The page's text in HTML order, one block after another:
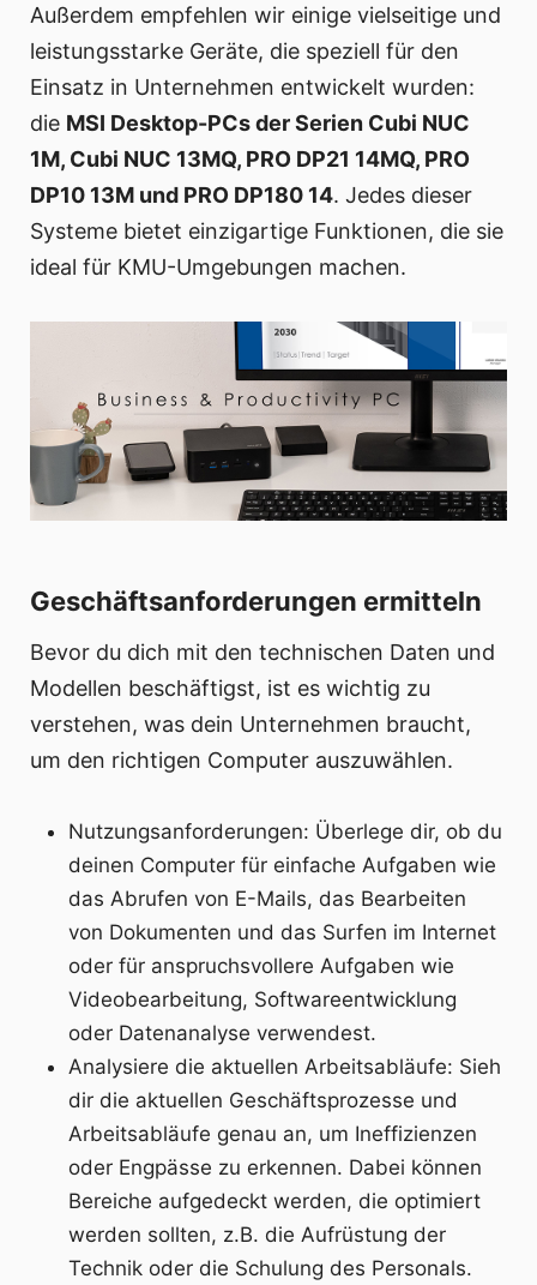
Außerdem empfehlen wir einige vielseitige und
leistungsstarke Geräte, die speziell für den
Einsatz in Unternehmen entwickelt wurden:
die MSI Desktop-PCs der Serien Cubi NUC
1M, Cubi NUC 13MQ, PRO DP21 14MQ, PRO
DP10 13M und PRO DP180 14. Jedes dieser
Systeme bietet einzigartige Funktionen, die sie
ideal für KMU-Umgebungen machen.
Geschäftsanforderungen ermitteln
Bevor du dich mit den technischen Daten und
Modellen beschäftigst, ist es wichtig zu
verstehen, was dein Unternehmen braucht,
um den richtigen Computer auszuwählen.
Nutzungsanforderungen: Überlege dir, ob du
deinen Computer für einfache Aufgaben wie
das Abrufen von E-Mails, das Bearbeiten
von Dokumenten und das Surfen im Internet
oder für anspruchsvollere Aufgaben wie
Videobearbeitung, Softwareentwicklung
oder Datenanalyse verwendest.
Analysiere die aktuellen Arbeitsabläufe: Sieh
dir die aktuellen Geschäftsprozesse und
Arbeitsabläufe genau an, um Ineffizienzen
oder Engpässe zu erkennen. Dabei können
Bereiche aufgedeckt werden, die optimiert
werden sollten, z.B. die Aufrüstung der
Technik oder die Schulung des Personals.